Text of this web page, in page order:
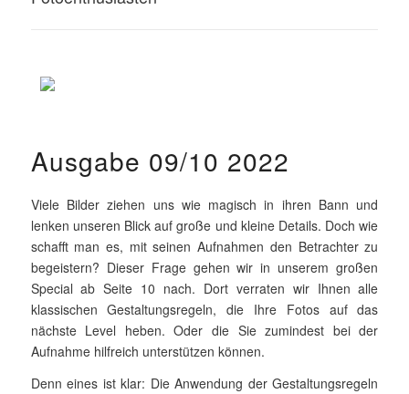
Ausgabe 09/10 2022
Viele Bilder ziehen uns wie magisch in ihren Bann und
lenken unseren Blick auf große und kleine Details. Doch wie
schafft man es, mit seinen Aufnahmen den Betrachter zu
begeistern? Dieser Frage gehen wir in unserem großen
Special ab Seite 10 nach. Dort verraten wir Ihnen alle
klassischen Gestaltungsregeln, die Ihre Fotos auf das
nächste Level heben. Oder die Sie zumindest bei der
Aufnahme hilfreich unterstützen können.
Denn eines ist klar: Die Anwendung der Gestaltungsregeln